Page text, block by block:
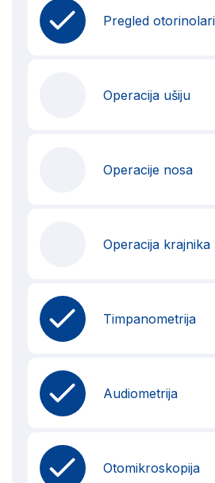
Pregled
Operacija ušiju
Operacije nosa
Operacija krajnika
Timpanometrija
Audiometrija
Otomikroskopija